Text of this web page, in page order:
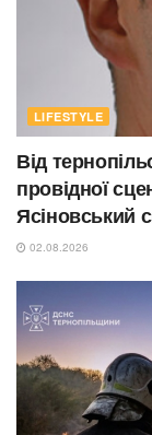
LIFESTYLE
Від
провідної
Ясіновський
02.08.2026